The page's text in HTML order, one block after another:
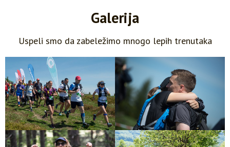
Galerija
Uspeli smo da zabeležimo mnogo lepih trenutaka